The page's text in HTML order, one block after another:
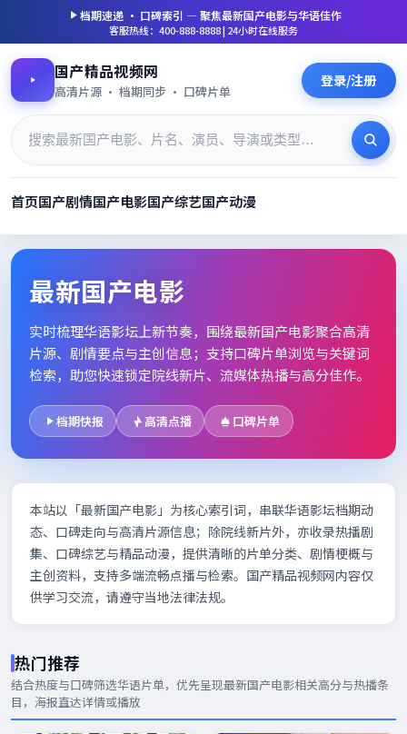
档期速递 · 口碑索引 — 聚焦最新国产电影与华语佳作
客服热线：400-888-8888 | 24小时在线服务
国产精品视频网
高清片源 · 档期同步 · 口碑片单
登录/注册
首页国产剧情国产电影国产综艺国产动漫
最新国产电影_高清片单档期
最新国产电影
实时梳理华语影坛上新节奏，围绕最新国产电影聚合高清
片源、剧情要点与主创信息；支持口碑片单浏览与关键词
检索，助您快速锁定院线新片、流媒体热播与高分佳作。
档期快报 高清点播 口碑片单
本站以「最新国产电影」为核心索引词，串联华语影坛档期动
态、口碑走向与高清片源信息；除院线新片外，亦收录热播剧
集、口碑综艺与精品动漫，提供清晰的片单分类、剧情梗概与
主创资料，支持多端流畅点播与检索。国产精品视频网内容仅
供学习交流，请遵守当地法律法规。
热门推荐
结合热度与口碑筛选华语片单，优先呈现最新国产电影相关高分与热播条
目，海报直达详情或播放